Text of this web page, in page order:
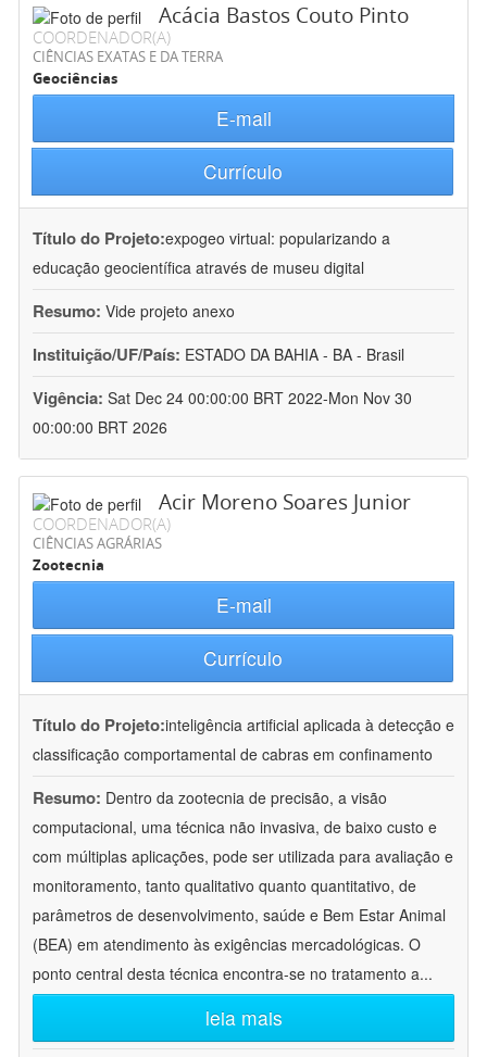
Acácia Bastos Couto Pinto
COORDENADOR(A)
CIÊNCIAS EXATAS E DA TERRA
Geociências
E-mail
Currículo
Título do Projeto:expogeo virtual: popularizando a
educação geocientífica através de museu digital
Resumo: Vide projeto anexo
Instituição/UF/País: ESTADO DA BAHIA - BA - Brasil
Vigência: Sat Dec 24 00:00:00 BRT 2022-Mon Nov 30
00:00:00 BRT 2026
Acir Moreno Soares Junior
COORDENADOR(A)
CIÊNCIAS AGRÁRIAS
Zootecnia
E-mail
Currículo
Título do Projeto:inteligência artificial aplicada à detecção e
classificação comportamental de cabras em confinamento
Resumo: Dentro da zootecnia de precisão, a visão
computacional, uma técnica não invasiva, de baixo custo e
com múltiplas aplicações, pode ser utilizada para avaliação e
monitoramento, tanto qualitativo quanto quantitativo, de
parâmetros de desenvolvimento, saúde e Bem Estar Animal
(BEA) em atendimento às exigências mercadológicas. O
ponto central desta técnica encontra-se no tratamento a...
leia mais